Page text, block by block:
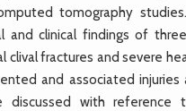
tomography
and clinical findings of
clival fractures and severe
and associated injuries
discussed with reference